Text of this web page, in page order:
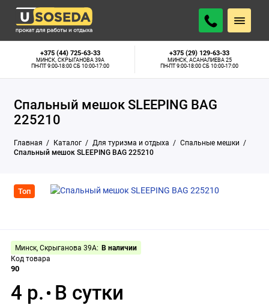
+375 (44) 725-63-33
МИНСК, СКРЫГАНОВА 39А
ПН-ПТ 9:00-18:00 СБ 10:00-17:00
+375 (29) 129-63-33
МИНСК, АСАНАЛИЕВА 25
ПН-ПТ 9:00-18:00 СБ 10:00-17:00
Спальный мешок SLEEPING BAG
225210
Главная Каталог Для туризма и отдыха
Спальные мешки
Спальный мешок SLEEPING BAG 225210
Топ
Минск, Скрыганова 39А: В наличии
Код товара
90
4 р.
Минск, Скрыганова 39А: В наличии
В СУТКИ